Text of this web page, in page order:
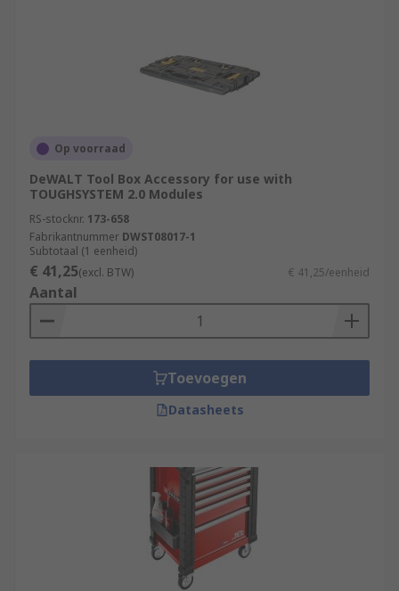
Op voorraad
DeWALT Tool Box Accessory for use with
TOUGHSYSTEM 2.0 Modules
RS-stocknr. 173-658
Fabrikantnummer DWST08017-1
Subtotaal (1 eenheid)
€ 41,25(excl. BTW) € 41,25/eenheid
Aantal
Toevoegen
Datasheets